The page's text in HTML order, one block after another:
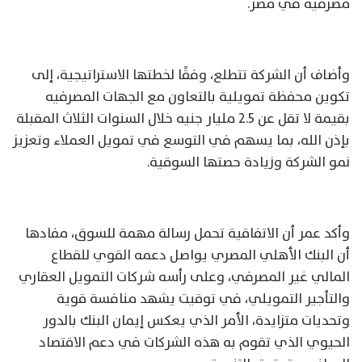
وأضاف أن الشركة تتطلع، وفقًا لخطتها الاستراتيجية، إلى
تكوين محفظة تمويلية بالتعاون مع الجهات المصرفيه
بقيمة لا تقل عن 2.5 مليار جنيه خلال السنوات الثلاث المقبلة
بإذن الله، بما يسهم في التوسع في تمويل العملاء وتعزيز
نمو الشركة وزيادة حصتها السوقية.
وأكد عمر أن الاتفاقية تحمل رسالة مهمة للسوق، مفادها
أن البنك الأهلي المصري يواصل دعمه القوي للقطاع
المالي غير المصرفي، وعلى رأسه شركات التمويل العقاري
والتأجير التمويلي، في توقيت يشهد منافسة قوية
وتحديات متزايدة، الأمر الذي يعكس إيمان البنك بالدور
الحيوي الذي تقوم به هذه الشركات في دعم الاقتصاد